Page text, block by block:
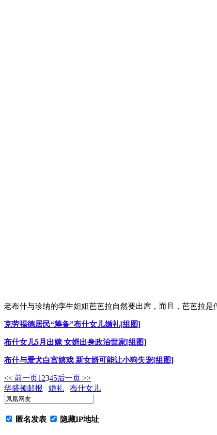
老布什与珍纳的孪生姐姐芭芭拉自然要出席，而且，芭芭拉是
克劳福德居民“筹备”布什女儿婚礼[组图]
布什女儿5月出嫁 女婿出身政治世家[组图]
布什与爱犬白宫嬉戏 新女婿可能让小狗失宠[组图]
<< 前一页1 2345后一页 >>
华盛顿邮报
婚礼 布什女儿
匿名发表 隐藏IP地址